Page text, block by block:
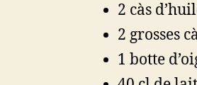
2 càs
2 grosses
1 botte